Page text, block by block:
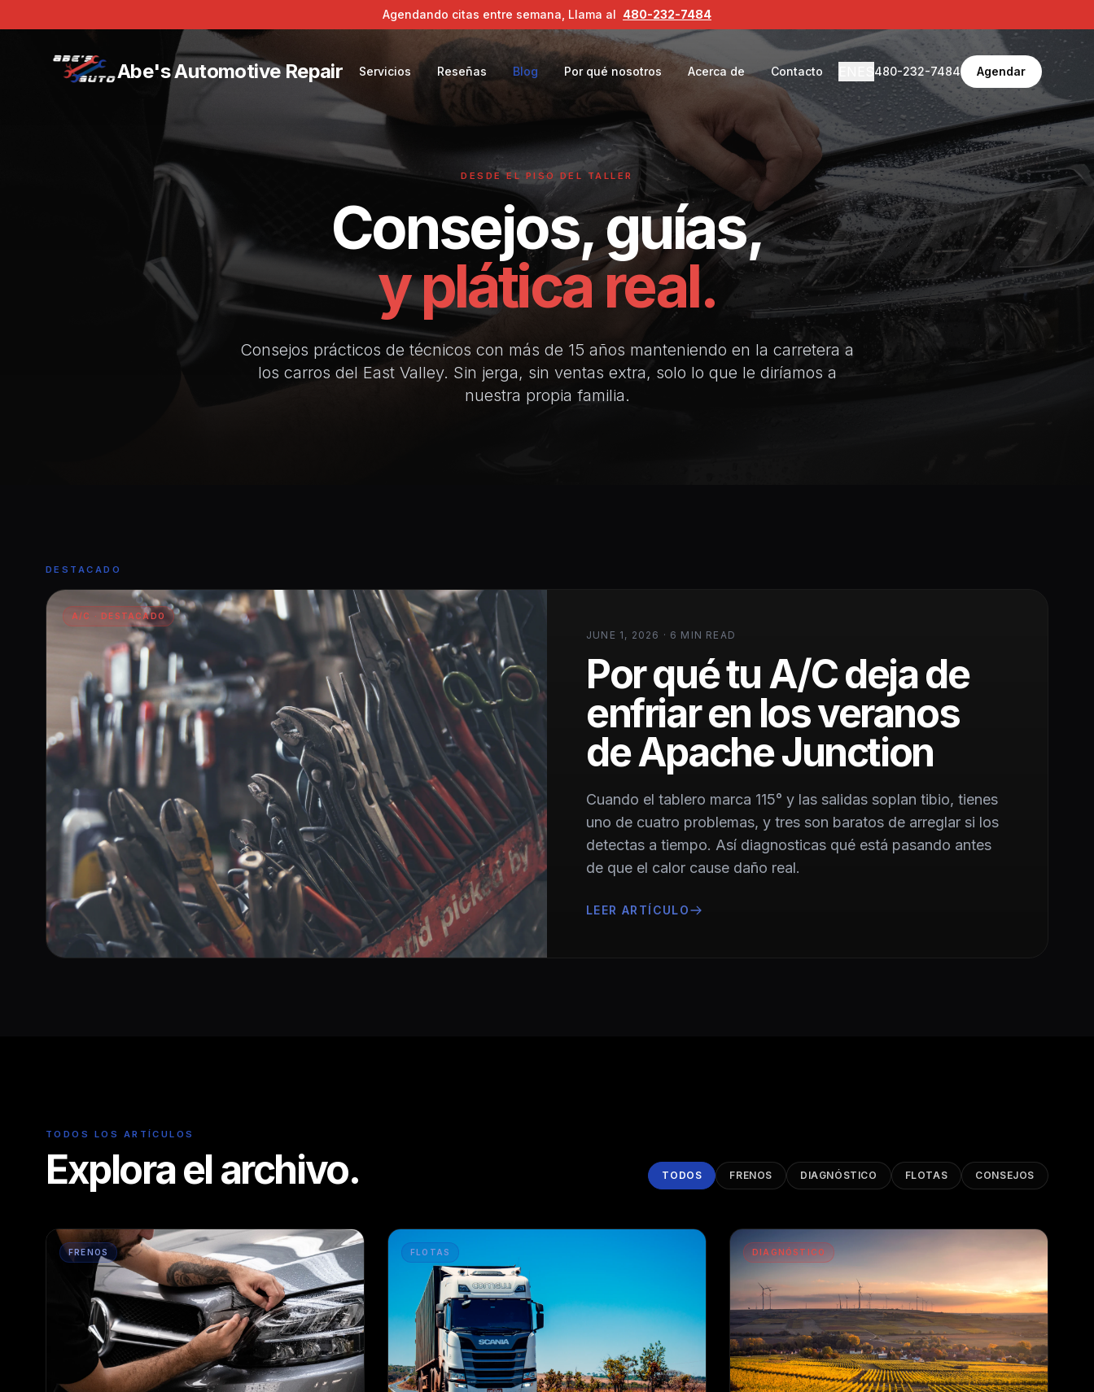
Agendando citas entre semana, Llama al 480-232-7484
Abe's Automotive Repair Servicios Reseñas Blog Por qué nosotros Acerca de Contacto 480-232-7484 Agendar
DESDE EL PISO DEL TALLER
Consejos, guías,
y plática real.
Consejos prácticos de técnicos con más de 15 años manteniendo en la carretera a
los carros del East Valley. Sin jerga, sin ventas extra, solo lo que le diríamos a
nuestra propia familia.
DESTACADO
A/C · DESTACADO
JUNE 1, 2026 · 6 MIN READ
Por qué tu A/C deja de
enfriar en los veranos
de Apache Junction
Cuando el tablero marca 115° y las salidas soplan tibio, tienes
uno de cuatro problemas, y tres son baratos de arreglar si los
detectas a tiempo. Así diagnosticas qué está pasando antes
de que el calor cause daño real.
LEER ARTÍCULO
TODOS LOS ARTÍCULOS
Explora el archivo. TODOS FRENOS DIAGNÓSTICO FLOTAS CONSEJOS
FRENOS FLOTAS DIAGNÓSTICO